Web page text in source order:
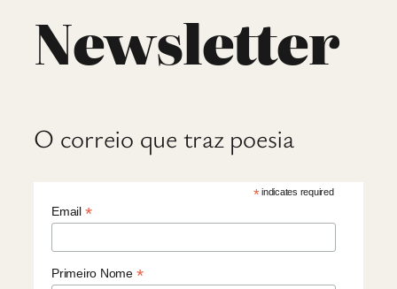
Newsletter
O correio que traz poesia
*indicates required
Email *
Primeiro Nome *